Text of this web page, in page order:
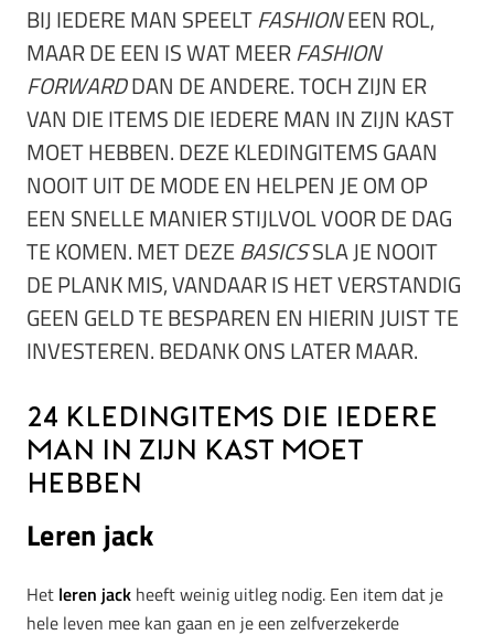
BIJ IEDERE MAN SPEELTFASHIONEEN ROL,
MAAR DE EEN IS WAT MEERFASHION
FORWARDDAN DE ANDERE. TOCH ZIJN ER
VAN DIE ITEMS DIE IEDERE MAN IN ZIJN KAST
MOET HEBBEN. DEZE KLEDINGITEMS GAAN
NOOIT UIT DE MODE EN HELPEN JE OM OP
EEN SNELLE MANIER STIJLVOL VOOR DE DAG
TE KOMEN. MET DEZEBASICSSLA JE NOOIT
DE PLANK MIS, VANDAAR IS HET VERSTANDIG
GEEN GELD TE BESPAREN EN HIERIN JUIST TE
INVESTEREN. BEDANK ONS LATER MAAR.
24 kledingitems die iedere
man in zijn kast moet
hebben
Leren jack
Het leren jack heeft weinig uitleg nodig. Een item dat je
hele leven mee kan gaan en je een zelfverzekerde